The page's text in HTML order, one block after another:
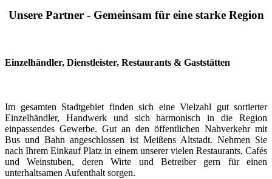
Unsere Partner - Gemeinsam für eine starke Region
Einzelhändler, Dienstleister, Restaurants & Gaststätten
Im gesamten Stadtgebiet finden sich eine Vielzahl gut sortierter
Einzelhändler, Handwerk und sich harmonisch in die Region
einpassendes Gewerbe. Gut an den öffentlichen Nahverkehr mit
Bus und Bahn angeschlossen ist Meißens Altstadt. Nehmen Sie
nach Ihrem Einkauf Platz in einem unserer vielen Restaurants, Cafés
und Weinstuben, deren Wirte und Betreiber gern für einen
unterhaltsamen Aufenthalt sorgen.